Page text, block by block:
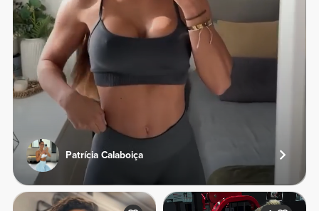
Patrícia Calaboiça